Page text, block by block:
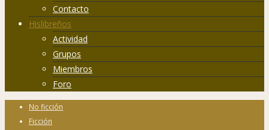
Contacto
Hislibreños
Actividad
Grupos
Miembros
Foro
No ficción
Ficción